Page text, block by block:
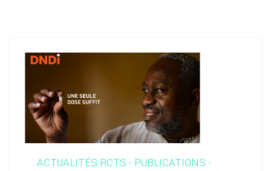
ACTUALITÉS RCTS - PUBLICATIONS -